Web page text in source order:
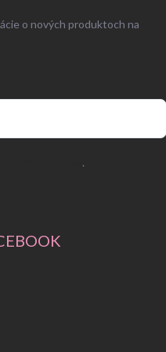
o nových produktoch na
.